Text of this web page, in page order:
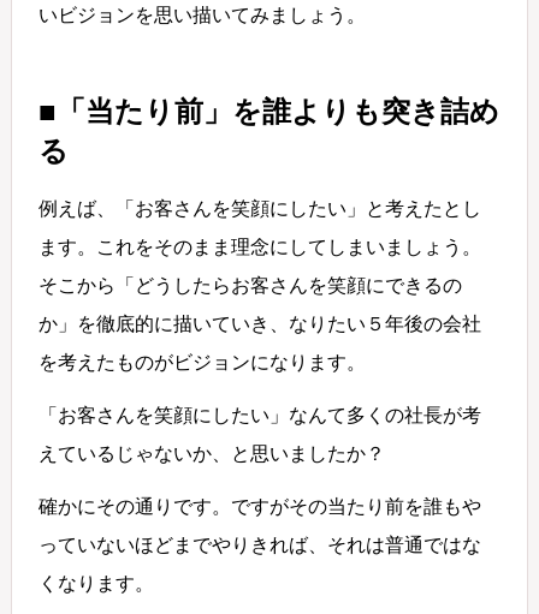
いビジョンを思い描いてみましょう。
■「当たり前」を誰よりも突き詰め
る
例えば、「お客さんを笑顔にしたい」と考えたとし
ます。これをそのまま理念にしてしまいましょう。
そこから「どうしたらお客さんを笑顔にできるの
か」を徹底的に描いていき、なりたい５年後の会社
を考えたものがビジョンになります。
「お客さんを笑顔にしたい」なんて多くの社長が考
えているじゃないか、と思いましたか？
確かにその通りです。ですがその当たり前を誰もや
っていないほどまでやりきれば、それは普通ではな
くなります。